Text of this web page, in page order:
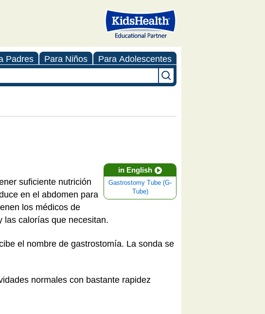
Padres Para Niños Para Adolescentes
in English
Gastrostomy Tube (G-
Tube)
suficiente nutrición
en el abdomen para
los médicos de
las calorías que necesitan.
el nombre de gastrostomía. La sonda se
normales con bastante rapidez